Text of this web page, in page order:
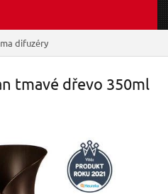
difuzéry
tmavé dřevo 350ml